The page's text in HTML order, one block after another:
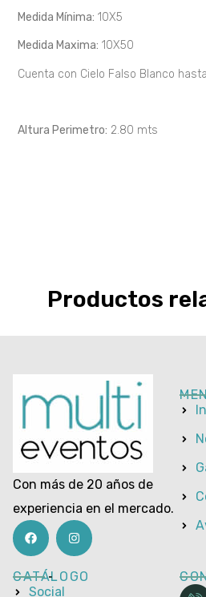
Medida Mínima: 10X5
Medida Maxima: 10X50
Cuenta con Cielo Falso Blanco
Altura Perimetro: 2.80 mts
Productos
Con más de 20 años de
experiencia en el mercado.
CATÁLOGO
Social